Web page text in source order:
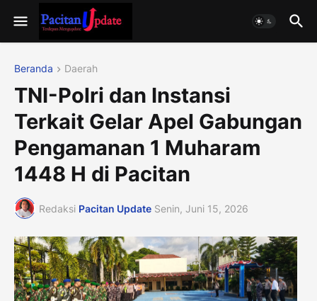
Beranda Daerah
TNI-Polri dan Instansi
Terkait Gelar Apel Gabungan
Pengamanan 1 Muharam
1448 H di Pacitan
Redaksi Pacitan Update Senin, Juni 15, 2026